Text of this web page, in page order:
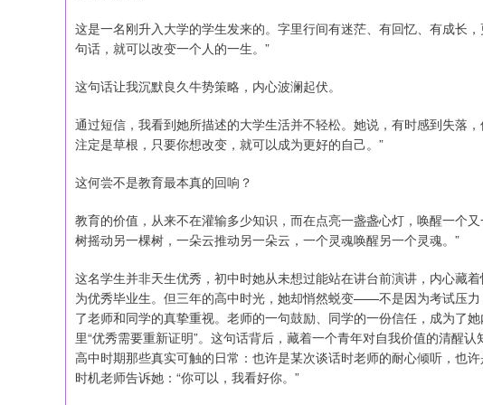
这是一名刚升入大学的学生发来的。字里行间有迷茫、有回忆、有成长
句话，就可以改变一个人的一生。”
这句话让我沉默良久牛势策略，内心波澜起伏。
通过短信，我看到她所描述的大学生活并不轻松。她说，有时感到失落
注定是草根，只要你想改变，就可以成为更好的自己。”
这何尝不是教育最本真的回响？
教育的价值，从来不在灌输多少知识，而在点亮一盏盏心灯，唤醒一个
树摇动另一棵树，一朵云推动另一朵云，一个灵魂唤醒另一个灵魂。”
这名学生并非天生优秀，初中时她从未想过能站在讲台前演讲，内心藏
为优秀毕业生。但三年的高中时光，她却悄然蜕变——不是因为考试压
了老师和同学的真挚重视。老师的一句鼓励、同学的一份信任，成为了
里“优秀需要重新证明”。这句话背后，藏着一个青年对自我价值的清醒
高中时期那些真实可触的日常：也许是某次谈话时老师的耐心倾听，也
时机老师告诉她：“你可以，我看好你。”